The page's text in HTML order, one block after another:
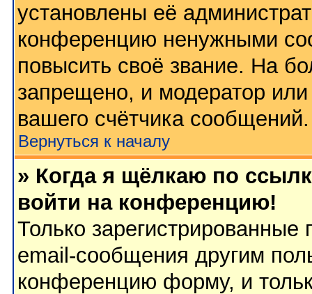
установлены её
конференцию ненужными
повысить своё звание. На
запрещено, и модератор или
вашего счётчика сообщений.
Вернуться к началу
» Когда я щёлкаю по
войти на конференцию!
Только зарегистрированные
email-сообщения другим
конференцию форму, и